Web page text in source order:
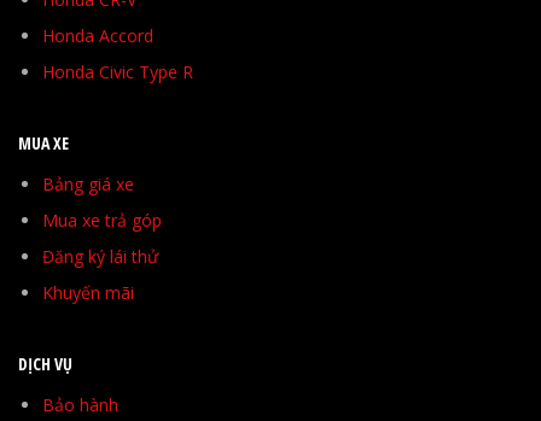
Honda Accord
Honda Civic Type R
MUA XE
Bảng giá xe
Mua xe trả góp
Đăng ký lái thử
Khuyến mãi
DỊCH VỤ
Bảo hành